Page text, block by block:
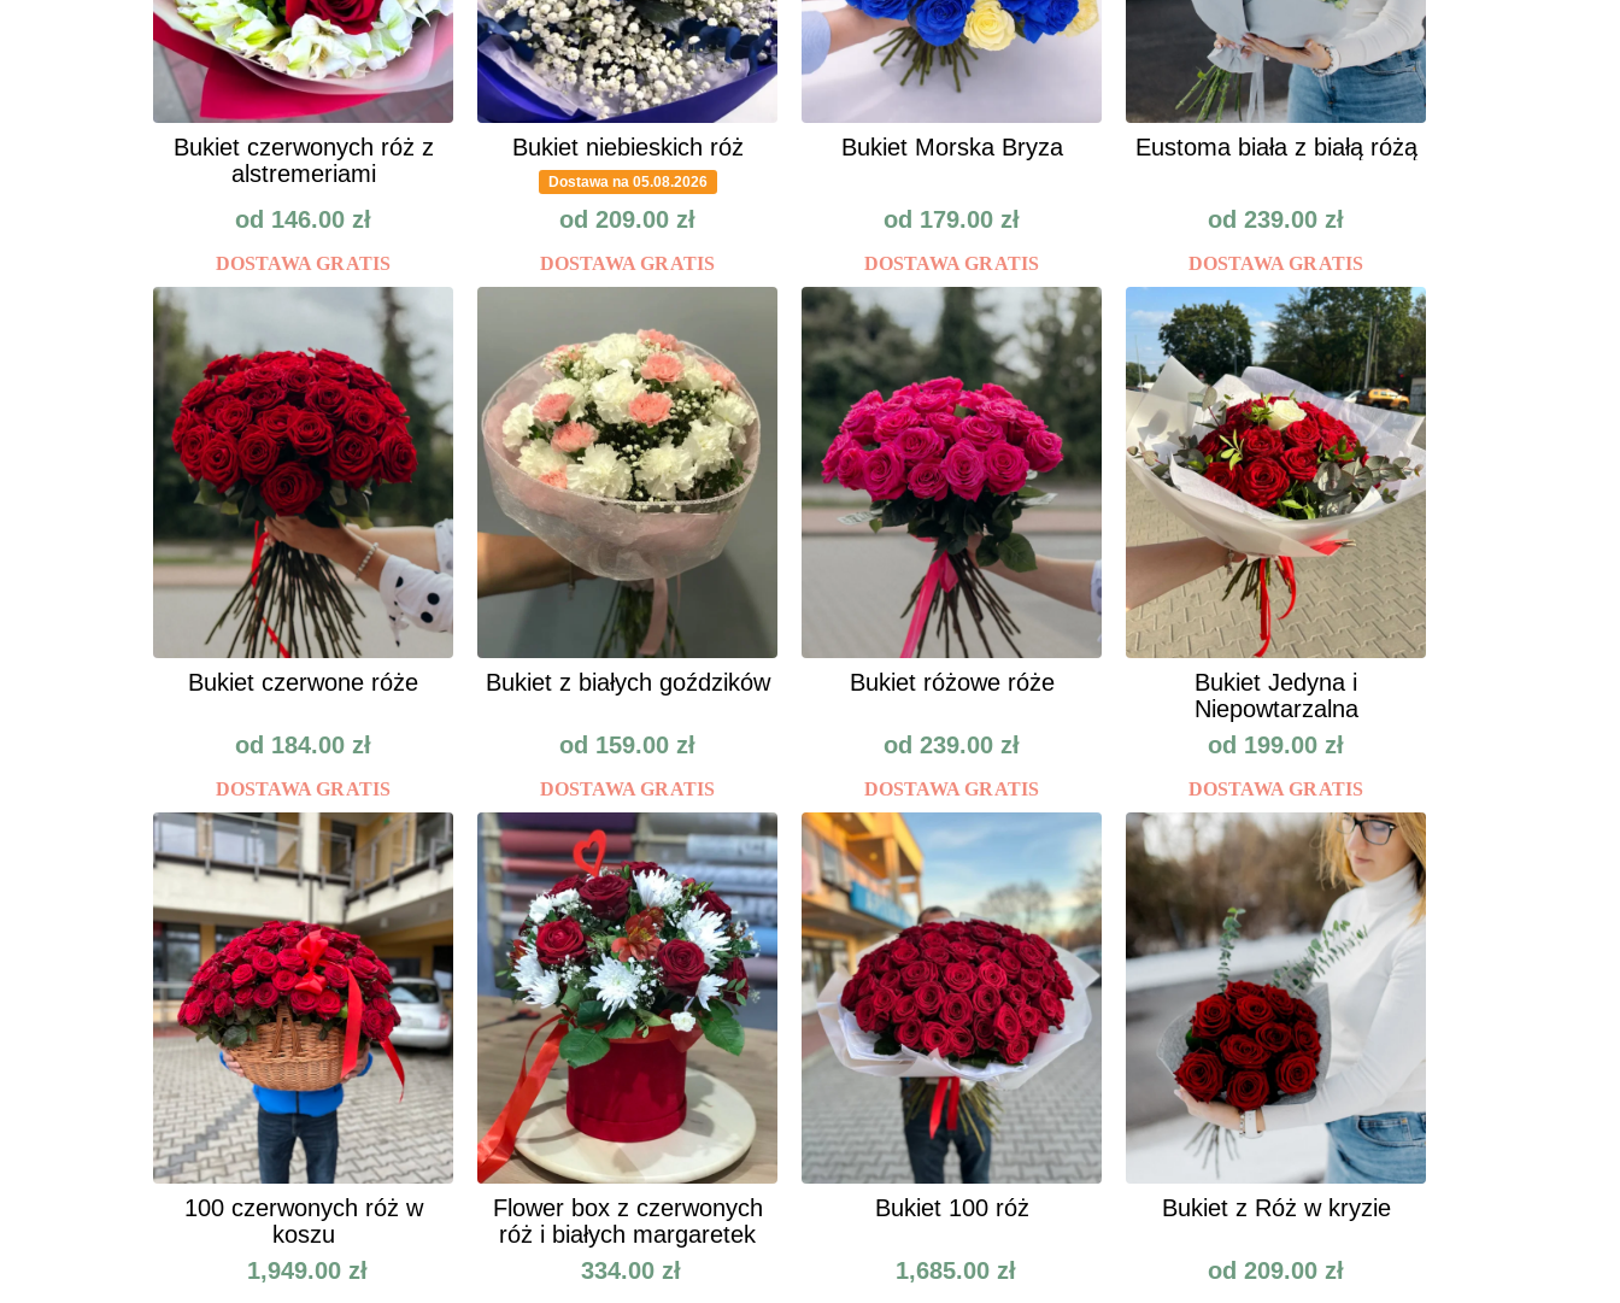
Bukiet czerwonych róż z
alstremeriami
od 146.00 zł
DOSTAWA GRATIS
Bukiet niebieskich róż
Dostawa na 05.08.2026
od 209.00 zł
DOSTAWA GRATIS
Bukiet Morska Bryza
od 179.00 zł
DOSTAWA GRATIS
Eustoma biała z białą różą
od 239.00 zł
DOSTAWA GRATIS
Bukiet czerwone róże
od 184.00 zł
DOSTAWA GRATIS
Bukiet z białych goździków
od 159.00 zł
DOSTAWA GRATIS
Bukiet różowe róże
od 239.00 zł
DOSTAWA GRATIS
Bukiet Jedyna i
Niepowtarzalna
od 199.00 zł
DOSTAWA GRATIS
100 czerwonych róż w
koszu
1,949.00 zł
Flower box z czerwonych
róż i białych margaretek
334.00 zł
Bukiet 100 róż
1,685.00 zł
Bukiet z Róż w kryzie
od 209.00 zł